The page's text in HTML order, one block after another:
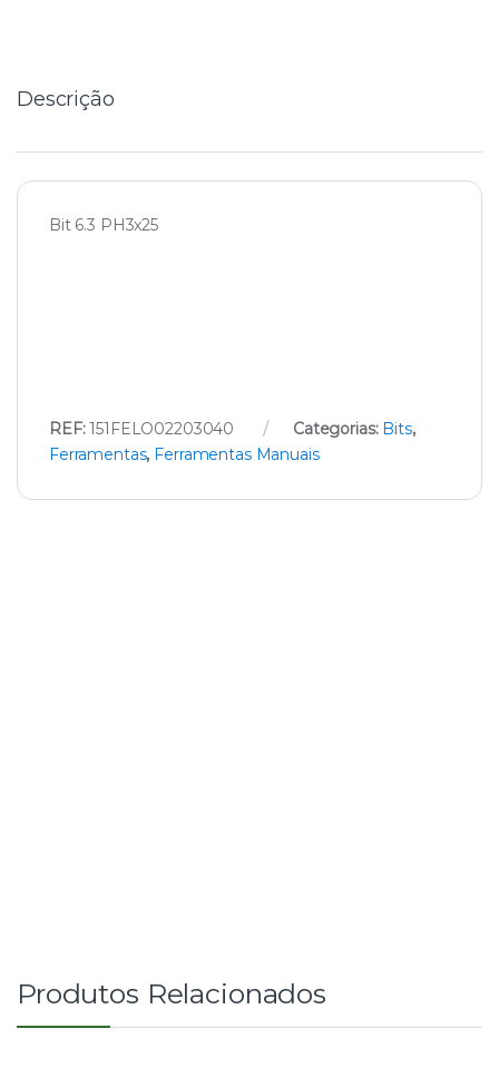
Descrição
Bit 6.3 PH3x25
REF:151FELO02203040 Categorias: Bits,
Ferramentas, Ferramentas Manuais
Produtos Relacionados